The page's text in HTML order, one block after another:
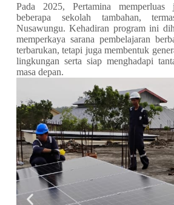
Pada 2025, Pertamina
beberapa sekolah tambahan,
Nusawungu. Kehadiran program ini
memperkaya sarana pembelajaran
terbarukan, tetapi juga membentuk
lingkungan serta siap menghadapi
masa depan.